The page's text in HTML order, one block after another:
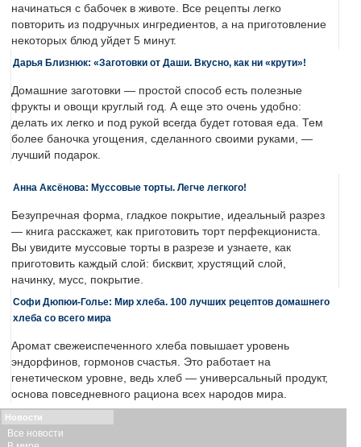
начинаться с бабочек в животе. Все рецепты легко
повторить из подручных ингредиентов, а на приготовление
некоторых блюд уйдет 5 минут.
Дарья Близнюк: «Заготовки от Даши. Вкусно, как ни «крути»!
Домашние заготовки — простой способ есть полезные
фрукты и овощи круглый год. А еще это очень удобно:
делать их легко и под рукой всегда будет готовая еда. Тем
более баночка угощения, сделанного своими руками, —
лучший подарок.
Анна Аксёнова: Муссовые торты. Легче легкого!
Безупречная форма, гладкое покрытие, идеальный разрез
— книга расскажет, как приготовить торт перфекциониста.
Вы увидите муссовые торты в разрезе и узнаете, как
приготовить каждый слой: бисквит, хрустящий слой,
начинку, мусс, покрытие.
Софи Дюпюи-Голье: Мир хлеба. 100 лучших рецептов домашнего
хлеба со всего мира
Аромат свежеиспеченного хлеба повышает уровень
эндорфинов, гормонов счастья. Это работает на
генетическом уровне, ведь хлеб — универсальный продукт,
основа повседневного рациона всех народов мира.
Новости
Все новости